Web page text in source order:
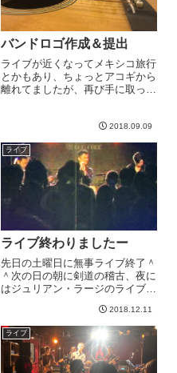
バンドロゴ作成＆提出
ライブが近くなってメキシコ旅行
とかもあり、ちょっとアコギから
離れてましたが、再び手に取って
になった。全体的に退化してまし
たが、できないところができるよ
うになっていた。エレキでもあ
り...
2018.09.09
ライブ
ライブ終わりましたー
先日の土曜日に無事ライブ終了＾
＾次の日の朝に剣道の稽古、夜に
はジュリアン・ラージのライブと
んでした＾＾；今回は、LUNA
SEAやりました＾＾自分個人的
にはLUNA SEAを全く通ってきて
ないので、どっかで聴い...
2018.12.11
ライブ